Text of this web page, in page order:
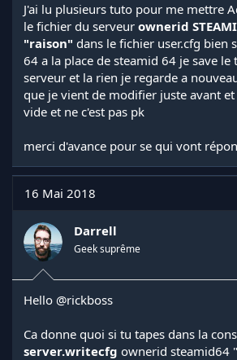
J'ai lu plusieurs tuto pour me mettre
le fichier du serveur ownerid
"raison" dans le fichier user.cfg bien
64 a la place de steamid 64 je save
serveur et la rien je regarde a
que je vient de modifier juste avant
vide et ne c'est pas pk
merci d'avance pour se qui vont
16 Mai 2018
Darrell
Geek suprême
Hello @rickboss
Ca donne quoi si tu tapes dans la
server.writecfg ownerid steamid64